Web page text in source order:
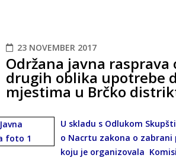
23 NOVEMBER 2017
Održana javna
drugih oblika upotrebe
mjestima u Brčko
U skladu s Odlukom
o Nacrtu zakona o
koju je organizovala